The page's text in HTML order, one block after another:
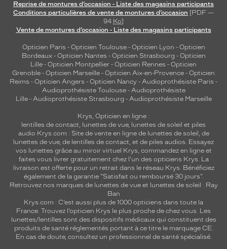
Reprise de montures d’occasion - Liste des magasins participants
Conditions particulières de vente de montures d’occasion [PDF —
94 Ko]
Vente de montures d’occasion - Liste des magasins participants
Opticien Paris - Opticien Toulouse- Opticien Lyon - Opticien
Bordeaux- Opticien Nantes - Opticien Strasbourg - Opticien
Lille - Opticien Montpellier - Opticien Rennes - Opticien
Grenoble - Opticien Marseille - Opticien Aix-en-Provence - Opticien
Reims - Opticien Angers - Opticien Nancy - Audioprothésiste Paris -
Audioprothésiste Toulouse- Audioprothésiste
Lille- Audioprothésiste Strasbourg - Audioprothésiste Marseille
Krys, Opticien en ligne :
lentilles de contact, lunettes de vue, lunettes de soleil et piles
audio Krys.com : Site de vente en ligne de lunettes de soleil, de
lunettes de vue, de lentilles de contact, et de piles audios. Essayez
vos lunettes grâce au miroir virtuel Krys, commandez en ligne et
faites vous livrer gratuitement chez l'un des opticiens Krys. La
livraison est offerte pour un retrait dans le réseau Krys. Bénéficiez
également de la garantie "Satisfait ou remboursé 30 jours".
Retrouvez nos marques de lunettes de vue et lunettes de soleil : Ray
Ban
Krys.com : C’est aussi plus de 1000 opticiens dans toute la
France. Trouvez l’opticien Krys le plus proche de chez vous. Les
lunettes/lentilles sont des dispositifs médicaux qui constituent des
produits de santé réglementés portant à ce titre le marquage CE.
En cas de doute, consultez un professionnel de santé spécialisé.